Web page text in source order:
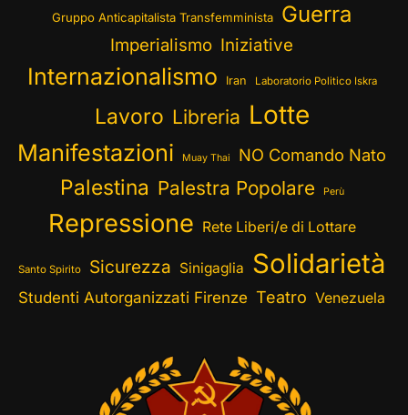
Gruppo Anticapitalista Transfemminista Guerra
Imperialismo Iniziative
Internazionalismo Iran Laboratorio Politico Iskra
Lavoro Libreria Lotte
Manifestazioni Muay Thai NO Comando Nato
Palestina Palestra Popolare Perù
Repressione Rete Liberi/e di Lottare
Santo Spirito Sicurezza Sinigaglia Solidarietà
Studenti Autorganizzati Firenze Teatro Venezuela